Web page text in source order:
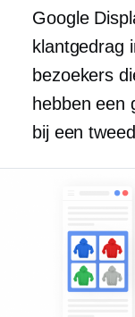
Google
klantgedrag
bezoekers
hebben een
bij een